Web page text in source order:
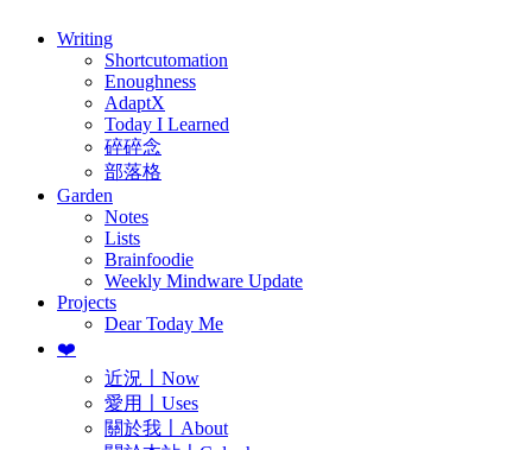
Writing
Shortcutomation
Enoughness
AdaptX
Today I Learned
碎碎念
部落格
Garden
Notes
Lists
Brainfoodie
Weekly Mindware Update
Projects
Dear Today Me
❤️
近況〡Now
愛用〡Uses
關於我〡About